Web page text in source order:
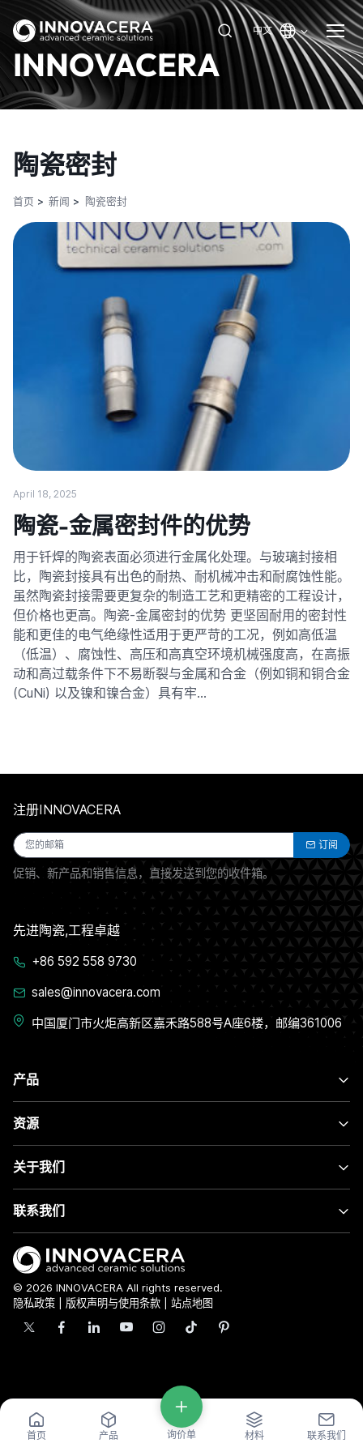
中文
首页 产品 询价单 材料 联系我们
INNOVACERA
陶瓷密封
首页 新闻 陶瓷密封
April 18, 2025
陶瓷-金属密封件的优势
用于钎焊的陶瓷表面必须进行金属化处理。与玻璃封接相
比，陶瓷封接具有出色的耐热、耐机械冲击和耐腐蚀性能。
虽然陶瓷封接需要更复杂的制造工艺和更精密的工程设计，
但价格也更高。陶瓷-金属密封的优势 更坚固耐用的密封性
能和更佳的电气绝缘性适用于更严苛的工况，例如高低温
（低温）、腐蚀性、高压和高真空环境机械强度高，在高振
动和高过载条件下不易断裂与金属和合金（例如铜和铜合金
(CuNi) 以及镍和镍合金）具有牢…
产品
资源
关于我们
联系我们
注册INNOVACERA
订阅
促销、新产品和销售信息，直接发送到您的收件箱。
先进陶瓷,工程卓越
+86 592 558 9730
sales@innovacera.com
中国厦门市火炬高新区嘉禾路588号A座6楼，邮编361006
© 2026 INNOVACERA All rights reserved.
隐私政策
版权声明与使用条款 站点地图